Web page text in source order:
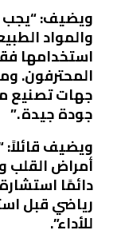
ويضيف: “يجب
والمواد
استخدامها
المحترفون.
جهات تصنيع
جودة جيدة .”
ويضيف قائلاً:
أمراض القلب
دائمًا
رياضي قبل
للأداء”.